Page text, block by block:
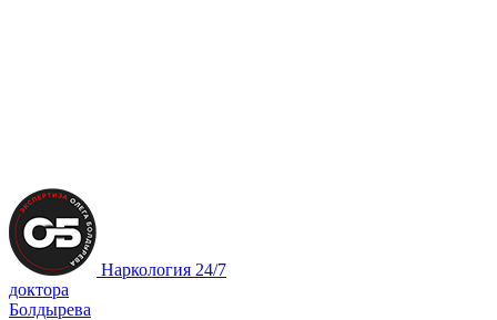
Наркология 24/7
доктора
Болдырева